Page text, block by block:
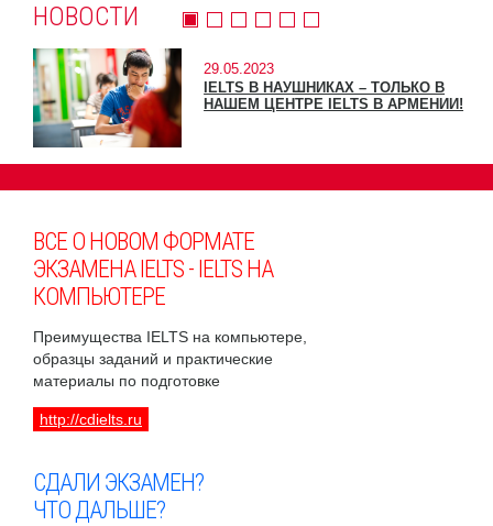
НОВОСТИ
29.05.2023
IELTS В НАУШНИКАХ – ТОЛЬКО В
НАШЕМ ЦЕНТРЕ IELTS В АРМЕНИИ!
ВСЕ О НОВОМ ФОРМАТЕ
ЭКЗАМЕНА IELTS - IELTS НА
КОМПЬЮТЕРЕ
Преимущества IELTS на компьютере,
образцы заданий и практические
материалы по подготовке
http://cdielts.ru
СДАЛИ ЭКЗАМЕН?
ЧТО ДАЛЬШЕ?